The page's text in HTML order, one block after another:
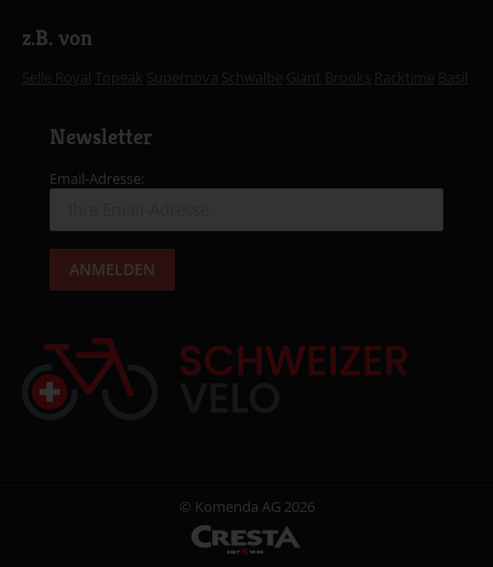
z.B. von
Selle Royal Topeak Supernova Schwalbe Brooks
Newsletter
Email-Adresse:
© Komenda AG 2026